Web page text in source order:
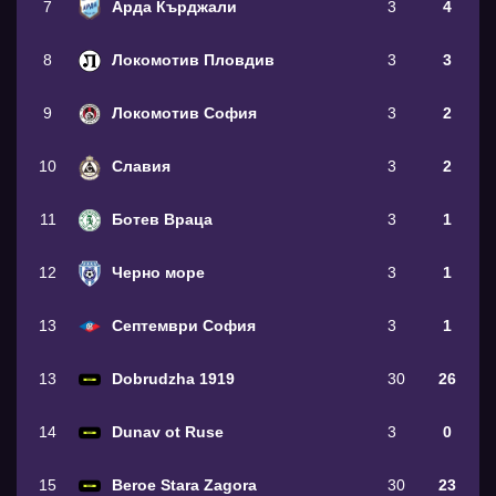
7 Арда Кърджали 3 4
8 Локомотив Пловдив 3 3
9 Локомотив София 3 2
10 Славия 3 2
11 Ботев Враца 3 1
12 Черно море 3 1
13 Септември София 3 1
13 Dobrudzha 1919 30 26
14 Dunav ot Ruse 3 0
15 Beroe Stara Zagora 30 23